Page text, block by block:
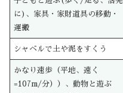
に)、家具・家財道具の移動・
運搬
シャベルで土や泥をすくう
かなり速歩（平地、速く
=107m/分））、動物と遊ぶ